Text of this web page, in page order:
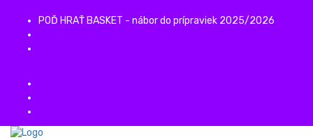
POĎ HRAŤ BASKET - nábor do prípraviek 2025/2026